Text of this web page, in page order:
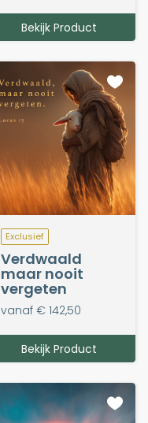
Bekijk Product
Exclusief
Verdwaald
maar nooit
vergeten
vanaf € 142,50
Bekijk Product